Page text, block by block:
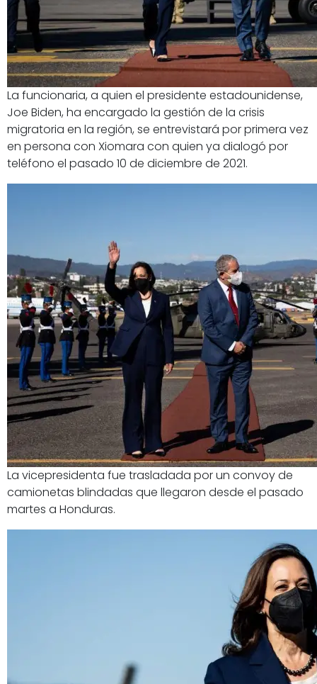
La funcionaria, a quien el presidente estadounidense,
Joe Biden, ha encargado la gestión de la crisis
migratoria en la región, se entrevistará por primera vez
en persona con Xiomara con quien ya dialogó por
teléfono el pasado 10 de diciembre de 2021.
La vicepresidenta fue trasladada por un convoy de
camionetas blindadas que llegaron desde el pasado
martes a Honduras.